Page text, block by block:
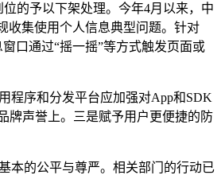
的予以下架处理。今年4月以来，中
收集使用个人信息典型问题。针对
口通过“摇一摇”等方式触发页面或
序和分发平台应加强对App和SDK
牌声誉上。三是赋予用户更便捷的防
本的公平与尊严。相关部门的行动已